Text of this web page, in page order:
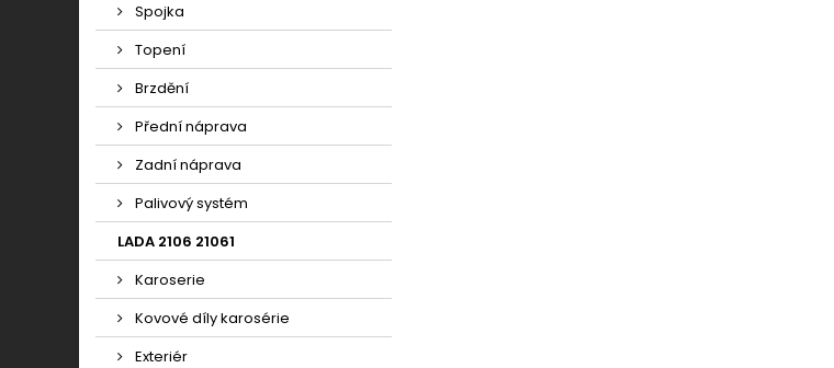
Spojka
Topení
Brzdění
Přední náprava
Zadní náprava
Palivový systém
LADA 2106 21061
Karoserie
Kovové díly karosérie
Exteriér